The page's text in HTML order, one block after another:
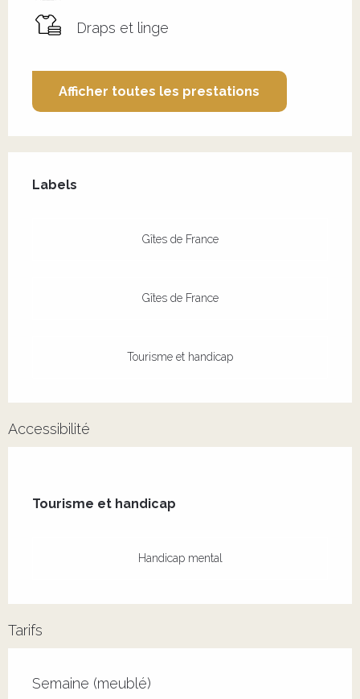
Draps et linge
Afficher toutes les prestations
Labels
Labels
Gîtes de France
Gîtes de France
Tourisme et handicap
Accessibilité
Tourisme et handicap
Tourisme et handicap
Handicap mental
Tarifs
Tarifs 2026
Semaine (meublé)